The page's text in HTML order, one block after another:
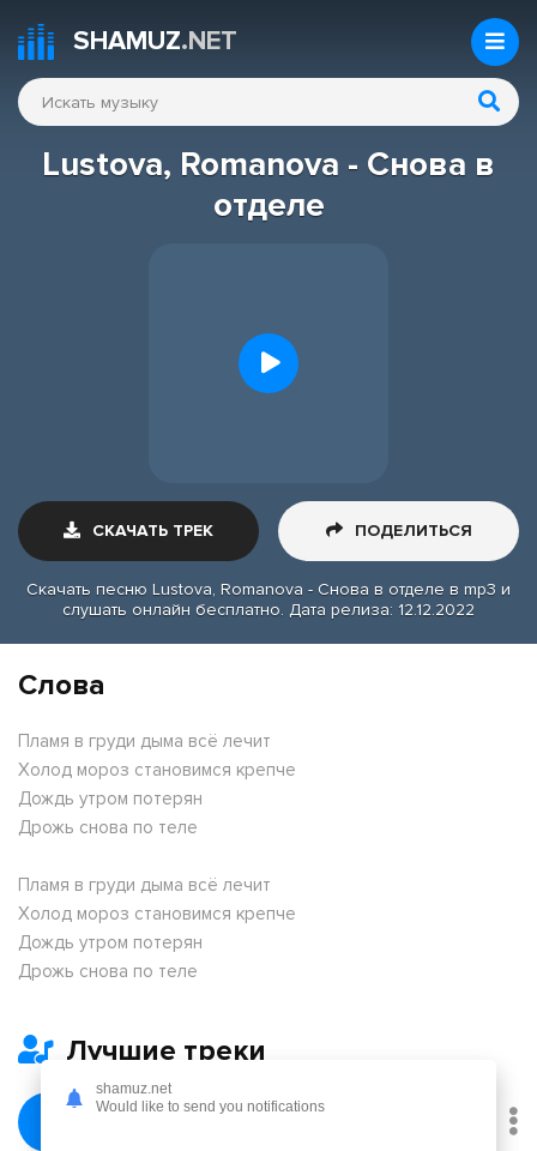
SHAMUZ.NET
Lustova, Romanova - Снова в
отделе
СКАЧАТЬ ТРЕК ПОДЕЛИТЬСЯ
Скачать песню Lustova, Romanova - Снова в отделе в mp3 и
слушать онлайн бесплатно. Дата релиза: 12.12.2022
Слова
Пламя в груди дыма всё лечит
Холод мороз становимся крепче
Дождь утром потерян
Дрожь снова по теле
Пламя в груди дыма всё лечит
Холод мороз становимся крепче
Дождь утром потерян
Дрожь снова по теле
Лучшие треки
Февраль
shamuz.net
Would like to send you notifications